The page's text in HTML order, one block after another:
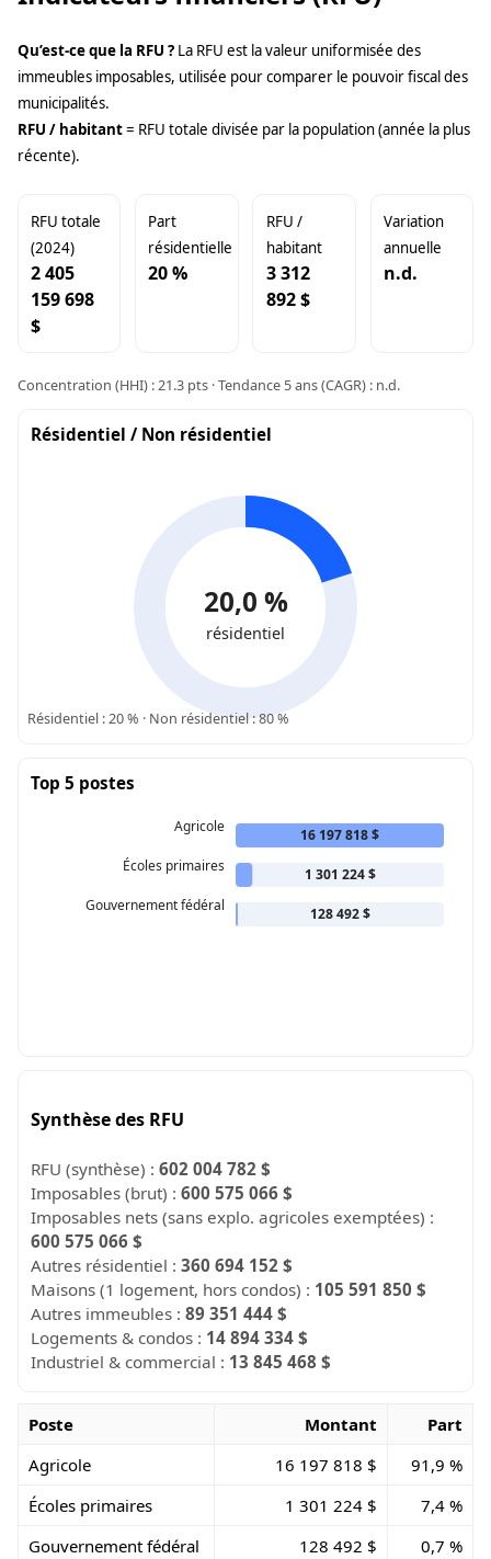
Qu’est-ce que la RFU ? La RFU est la valeur uniformisée des
immeubles imposables, utilisée pour comparer le pouvoir fiscal des
municipalités.
RFU / habitant= RFU totale divisée par la population (année la plus
récente).
RFU totale
(2024)
2 405
159 698
$
Part
résidentielle
20 %
RFU /
habitant
3 312
892 $
Variation
annuelle
n.d.
Concentration (HHI) : 21.3 pts · Tendance 5 ans (CAGR) : n.d.
Résidentiel / Non résidentiel
20,0 %
résidentiel
Résidentiel : 20 % · Non résidentiel : 80 %
Top 5 postes
Agricole
16 197 818 $
Écoles primaires
1 301 224 $
Gouvernement fédéral
128 492 $
Synthèse des RFU
RFU (synthèse) :602 004 782 $
Imposables (brut) :600 575 066 $
Imposables nets (sans explo. agricoles exemptées) :
600 575 066 $
Autres résidentiel :360 694 152 $
Maisons (1 logement, hors condos) : 105 591 850 $
Autres immeubles :89 351 444 $
Logements & condos : 14 894 334 $
Industriel & commercial : 13 845 468 $
Poste Montant
Part
Agricole
16 197 818 $
91,9 %
Écoles primaires
1 301 224 $
7,4 %
Gouvernement fédéral
128 492 $ 0,7 %